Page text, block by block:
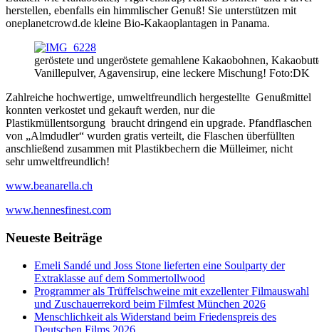
herstellen, ebenfalls ein himmlischer Genuß! Sie unterstützen mit
oneplanetcrowd.de kleine Bio-Kakaoplantagen in Panama.
geröstete und ungeröstete gemahlene Kakaobohnen,
Vanillepulver, Agavensirup, eine leckere Mischung! Foto:DK
Zahlreiche hochwertige, umweltfreundlich hergestellte Genußmittel
konnten verkostet und gekauft werden, nur die
Plastikmüllentsorgung braucht dringend ein upgrade. Pfandflaschen
von „Almdudler“ wurden gratis verteilt, die Flaschen überfüllten
anschließend zusammen mit Plastikbechern die Mülleimer, nicht
sehr umweltfreundlich!
www.beanarella.ch
www.hennesfinest.com
Neueste Beiträge
Emeli Sandé und Joss Stone lieferten eine Soulparty der
Extraklasse auf dem Sommertollwood
Programmer als Trüffelschweine mit exzellenter Filmauswahl
und Zuschauerrekord beim Filmfest München 2026
Menschlichkeit als Widerstand beim Friedenspreis des
Deutschen Films 2026